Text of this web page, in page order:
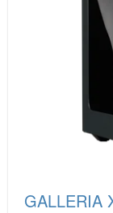
GALLERIA